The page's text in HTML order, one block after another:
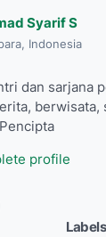
Syarif S
Indonesia
dan sarjana
profile
Labels